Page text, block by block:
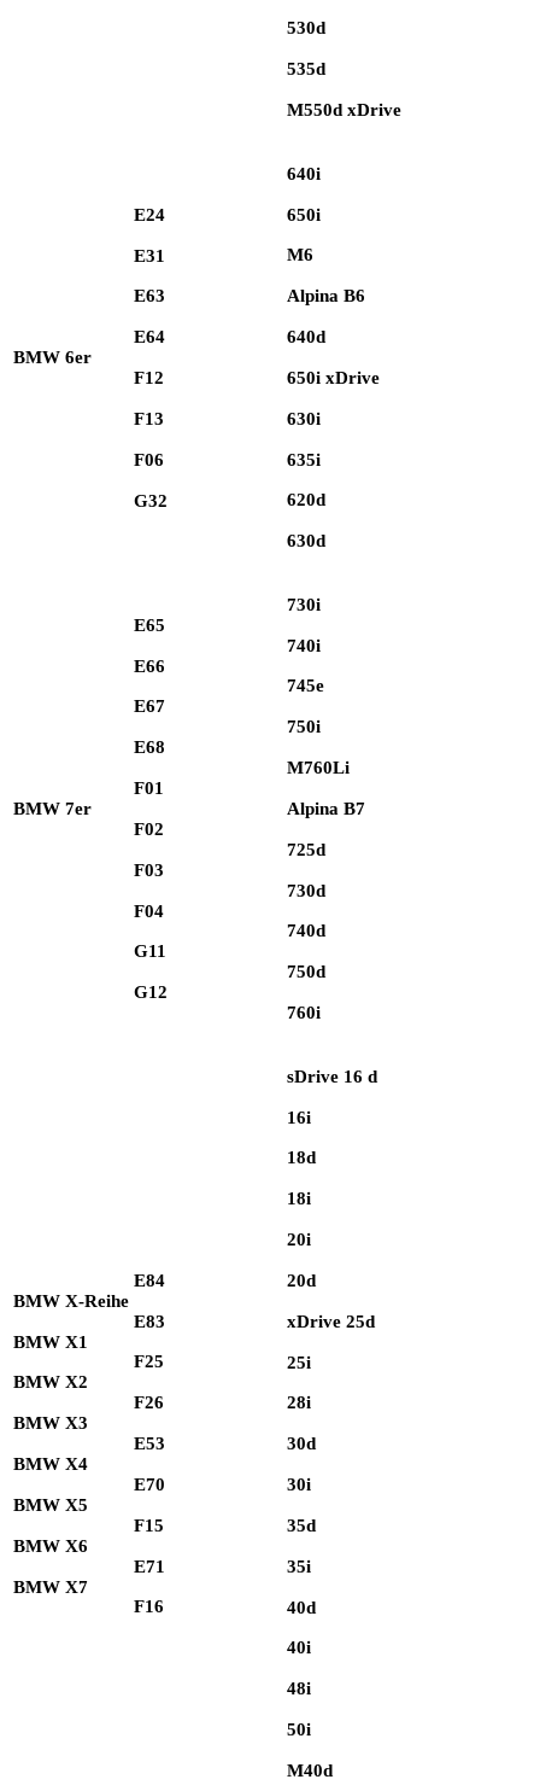
530d
535d
M550d xDrive
BMW 6er
E24
E31
E63
E64
F12
F13
F06
G32
640i
650i
M6
Alpina B6
640d
650i xDrive
630i
635i
620d
630d
BMW 7er
E65
E66
E67
E68
F01
F02
F03
F04
G11
G12
730i
740i
745e
750i
M760Li
Alpina B7
725d
730d
740d
750d
760i
BMW X-Reihe
BMW X1
BMW X2
BMW X3
BMW X4
BMW X5
BMW X6
BMW X7
E84
E83
F25
F26
E53
E70
F15
E71
F16
sDrive 16 d
16i
18d
18i
20i
20d
xDrive 25d
25i
28i
30d
30i
35d
35i
40d
40i
48i
50i
M40d